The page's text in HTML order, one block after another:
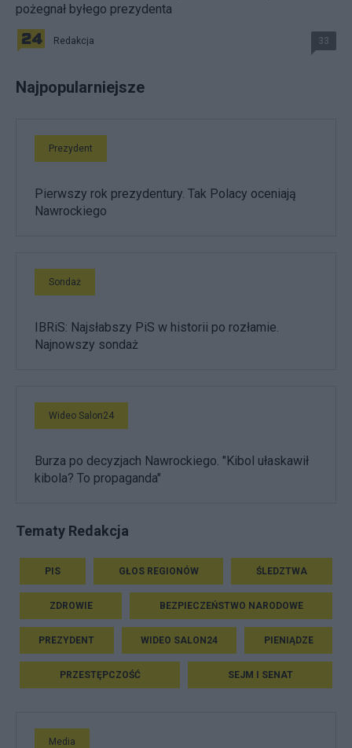
pożegnał byłego prezydenta
Redakcja 33
Najpopularniejsze
Prezydent
Pierwszy rok prezydentury. Tak Polacy oceniają
Nawrockiego
Sondaż
IBRiS: Najsłabszy PiS w historii po rozłamie.
Najnowszy sondaż
Wideo Salon24
Burza po decyzjach Nawrockiego. "Kibol ułaskawił
kibola? To propaganda"
Tematy Redakcja
PIS GŁOS REGIONÓW ŚLEDZTWA
ZDROWIE BEZPIECZEŃSTWO NARODOWE
PREZYDENT WIDEO SALON24 PIENIĄDZE
PRZESTĘPCZOŚĆ SEJM I SENAT
Media